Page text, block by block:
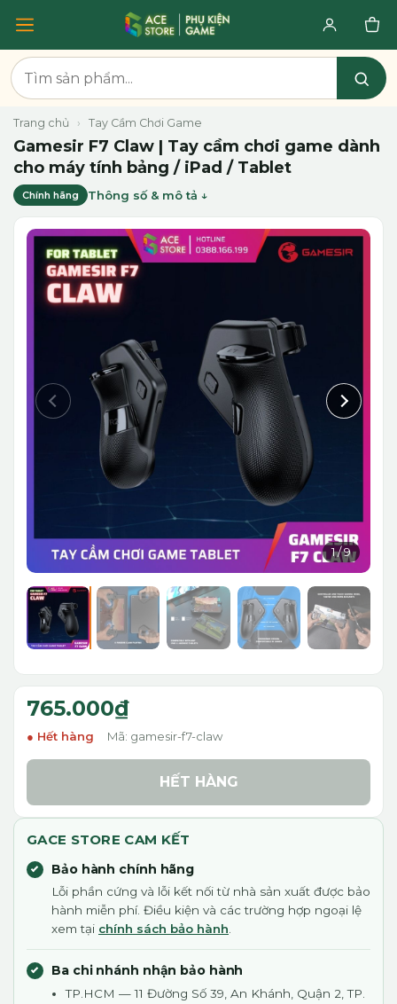
Trang chủ › Tay Cầm Chơi Game
Gamesir F7 Claw | Tay cầm chơi game dành
cho máy tính bảng / iPad / Tablet
Chính hãng Thông số & mô tả
1/9
765.000₫
Hết hàng Mã: gamesir-f7-claw
HẾT HÀNG
GACE STORE CAM KẾT
Bảo hành chính hãng
Lỗi phần cứng và lỗi kết nối từ nhà sản xuất được bảo
hành miễn phí. Điều kiện và các trường hợp ngoại lệ
xem tại chính sách bảo hành
Ba chi nhánh nhận bảo hành
TP.HCM — 11 Đường Số 39, An Khánh, Quận 2, TP.